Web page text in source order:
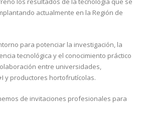
actualmente en la Región de
para potenciar la investigación, la
tecnológica y el conocimiento práctico
entre universidades,
y productores hortofrutícolas.
de invitaciones profesionales para